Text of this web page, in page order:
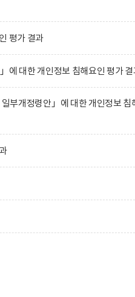
평가 결과
에 대한 개인정보 침해요인 평가
부개정령안」에 대한 개인정보 침